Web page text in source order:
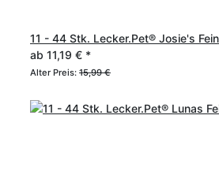
11 - 44 Stk. Lecker.Pet® Josie's
ab 11,19 € *
Alter Preis: 15,99 €